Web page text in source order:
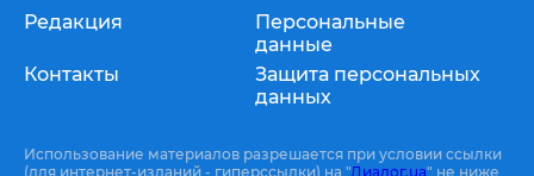
Редакция
Контакты
Персональные
данные
Защита персональных
данных
Использование материалов разрешается при условии ссылки
(для интернет-изданий - гиперссылки) на "Диалог.ua" не ниже